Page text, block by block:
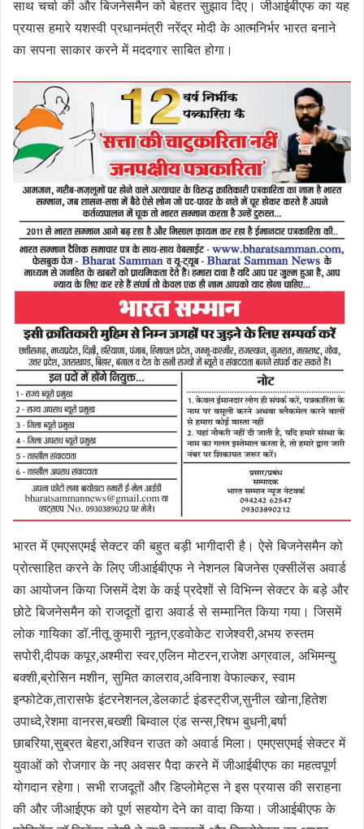
साथ चर्चा की और बिजनेसमैन को बेहतर सुझाव दिए। जीआईबीएफ का यह
प्रयास हमारे यशस्वी प्रधानमंत्री नरेंद्र मोदी के आत्मनिर्भर भारत बनाने
का सपना साकार करने में मददगार साबित होगा।
भारत में एमएसएमई सेक्टर की बहुत बड़ी भागीदारी है। ऐसे बिजनेसमैन को
प्रोत्साहित करने के लिए जीआईबीएफ ने नेशनल बिजनेस एक्सीलेंस अवार्ड
का आयोजन किया जिसमें देश के कई प्रदेशों से विभिन्न सेक्टर के बड़े और
छोटे बिजनेसमैन को राजदूतों द्वारा अवार्ड से सम्मानित किया गया। जिसमें
लोक गायिका डॉ.नीतू कुमारी नूतन,एडवोकेट राजेश्वरी,अभय रुस्तम
सपोरी,दीपक कपूर,अश्मीरा स्वर,एलिन मोटरन,राजेश अग्रवाल, अभिमन्यु
बक्शी,ब्रोसिन मशीन, सुमित कालराव,अविनाश वेफाल्कर, स्वाम
इन्फोटेक,तारासफे इंटरनेशनल,डेलकार्ट इंडस्ट्रीज,सुनील खोना,हितेश
उपाध्दे,रेशमा वानरस,बख्शी बिम्वाल एंड सन्स,रिषभ बुधनी,बर्षा
छाबरिया,सुब्रत बेहरा,अश्विन राउत को अवार्ड मिला। एमएसएमई सेक्टर में
युवाओं को रोजगार के नए अवसर पैदा करने में जीआईबीएफ का महत्वपूर्ण
योगदान रहेगा। सभी राजदूतों और डिप्लोमेट्स ने इस प्रयास की सराहना
की और जीआईएफ को पूर्ण सहयोग देने का वादा किया। जीआईबीएफ के